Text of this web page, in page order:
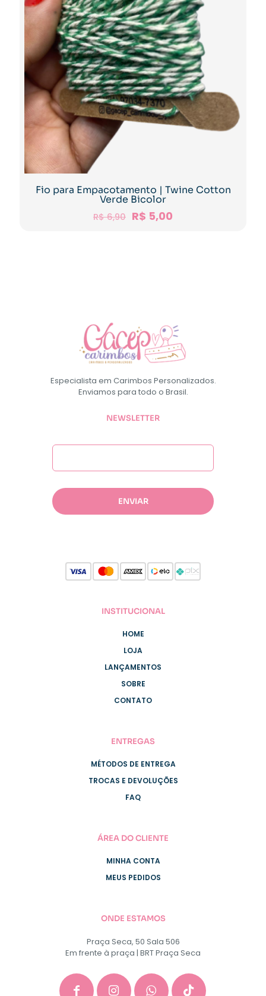
Fio para Empacotamento | Twine Cotton
Verde Bicolor
R$6,90 R$ 5,00
Especialista em Carimbos Personalizados.
Enviamos para todo o Brasil.
NEWSLETTER
INSTITUCIONAL
HOME
LOJA
LANÇAMENTOS
SOBRE
CONTATO
ENTREGAS
MÉTODOS DE ENTREGA
TROCAS E DEVOLUÇÕES
FAQ
ÁREA DO CLIENTE
MINHA CONTA
MEUS PEDIDOS
ONDE ESTAMOS
Praça Seca, 50 Sala 506
Em frente à praça | BRT Praça Seca